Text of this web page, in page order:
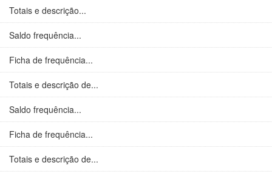
Totais e descrição...
Saldo frequência...
Ficha de frequência...
Totais e descrição de...
Saldo frequência...
Ficha de frequência...
Totais e descrição de...